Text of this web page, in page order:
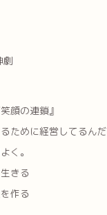
劇
顔の連鎖』
ために経営してるんだ
く。
きる
作る